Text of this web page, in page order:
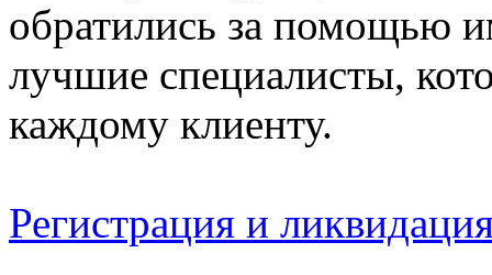
обратились за помощью
лучшие специалисты,
каждому клиенту.
Регистрация и